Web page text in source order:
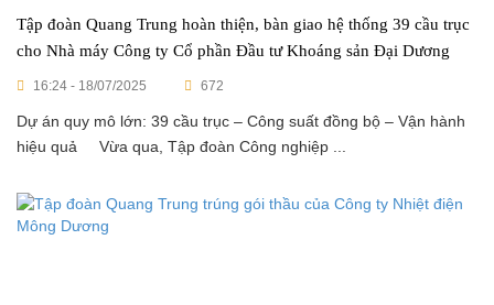
Tập đoàn Quang Trung hoàn thiện, bàn giao hệ thống 39 cầu trục
cho Nhà máy Công ty Cổ phần Đầu tư Khoáng sản Đại Dương
16:24 - 18/07/2025 672
Dự án quy mô lớn: 39 cầu trục – Công suất đồng bộ – Vận hành
hiệu quả Vừa qua, Tập đoàn Công nghiệp ...